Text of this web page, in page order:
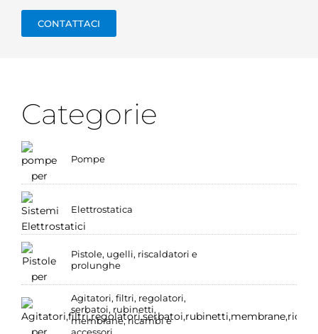
CONTATTACI
Categorie
Pompe
Elettrostatica
Pistole, ugelli, riscaldatori e
prolunghe
Agitatori, filtri, regolatori,
serbatoi, rubinetti,
membrane, ricambi e
accessori